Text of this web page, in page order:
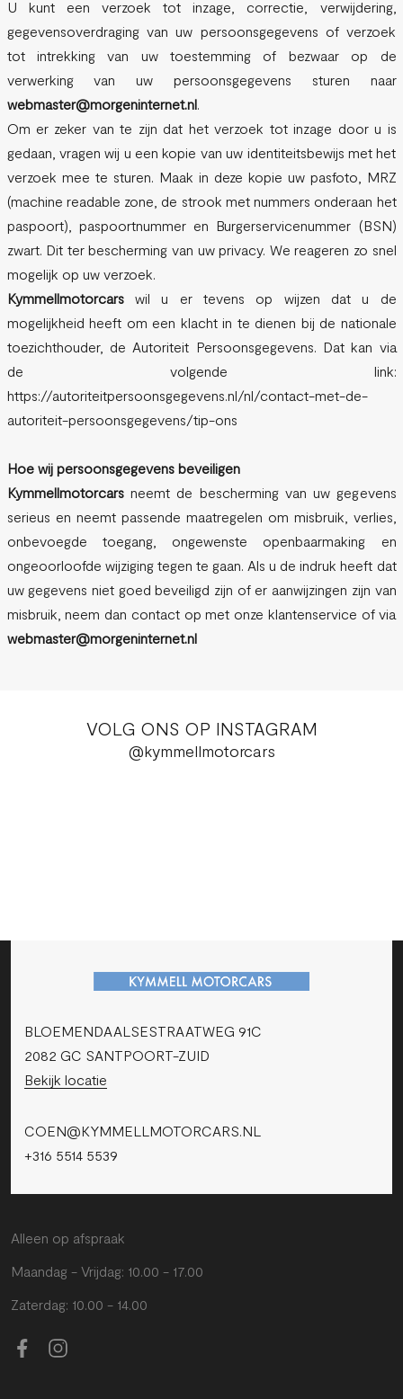
U kunt een verzoek tot inzage, correctie, verwijdering,
gegevensoverdraging van uw persoonsgegevens of verzoek
tot intrekking van uw toestemming of bezwaar op de
verwerking van uw persoonsgegevens sturen naar
webmaster@morgeninternet.nl.
Om er zeker van te zijn dat het verzoek tot inzage door u is
gedaan, vragen wij u een kopie van uw identiteitsbewijs met het
verzoek mee te sturen. Maak in deze kopie uw pasfoto, MRZ
(machine readable zone, de strook met nummers onderaan het
paspoort), paspoortnummer en Burgerservicenummer (BSN)
zwart. Dit ter bescherming van uw privacy. We reageren zo snel
mogelijk op uw verzoek.
Kymmellmotorcarswil u er tevens op wijzen dat u de
mogelijkheid heeft om een klacht in te dienen bij de nationale
toezichthouder, de Autoriteit Persoonsgegevens. Dat kan via
de volgende link:
https://autoriteitpersoonsgegevens.nl/nl/contact-met-de-
autoriteit-persoonsgegevens/tip-ons
Hoe wij persoonsgegevens beveiligen
Kymmellmotorcarsneemt de bescherming van uw gegevens
serieus en neemt passende maatregelen om misbruik, verlies,
onbevoegde toegang, ongewenste openbaarmaking en
ongeoorloofde wijziging tegen te gaan. Als u de indruk heeft dat
uw gegevens niet goed beveiligd zijn of er aanwijzingen zijn van
misbruik, neem dan contact op met onze klantenservice of via
webmaster@morgeninternet.nl
VOLG ONS OP INSTAGRAM
@kymmellmotorcars
BLOEMENDAALSESTRAATWEG 91C
2082 GC SANTPOORT-ZUID
Bekijk locatie
COEN@KYMMELLMOTORCARS.NL
+316 5514 5539
Alleen op afspraak
Maandag - Vrijdag: 10.00 - 17.00
Zaterdag: 10.00 - 14.00